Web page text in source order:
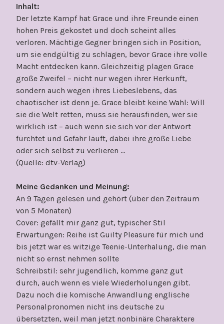
Inhalt:
Der letzte Kampf hat Grace und ihre Freunde einen
hohen Preis gekostet und doch scheint alles
verloren. Mächtige Gegner bringen sich in Position,
um sie endgültig zu schlagen, bevor Grace ihre volle
Macht entdecken kann. Gleichzeitig plagen Grace
große Zweifel – nicht nur wegen ihrer Herkunft,
sondern auch wegen ihres Liebeslebens, das
chaotischer ist denn je. Grace bleibt keine Wahl: Will
sie die Welt retten, muss sie herausfinden, wer sie
wirklich ist – auch wenn sie sich vor der Antwort
fürchtet und Gefahr läuft, dabei ihre große Liebe
oder sich selbst zu verlieren …
(Quelle: dtv-Verlag)
Meine Gedanken und Meinung:
An 9 Tagen gelesen und gehört (über den Zeitraum
von 5 Monaten)
Cover: gefällt mir ganz gut, typischer Stil
Erwartungen: Reihe ist Guilty Pleasure für mich und
bis jetzt war es witzige Teenie-Unterhalung, die man
nicht so ernst nehmen sollte
Schreibstil: sehr jugendlich, komme ganz gut
durch, auch wenn es viele Wiederholungen gibt.
Dazu noch die komische Anwandlung englische
Personalpronomen nicht ins deutsche zu
übersetzten, weil man jetzt nonbinäre Charaktere